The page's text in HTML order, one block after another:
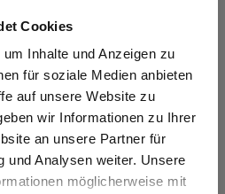
Cookies
Inhalte und Anzeigen zu
für soziale Medien anbieten
auf unsere Website zu
wir Informationen zu Ihrer
an unsere Partner für
und Analysen weiter. Unsere
möglicherweise mit
the Verenigde